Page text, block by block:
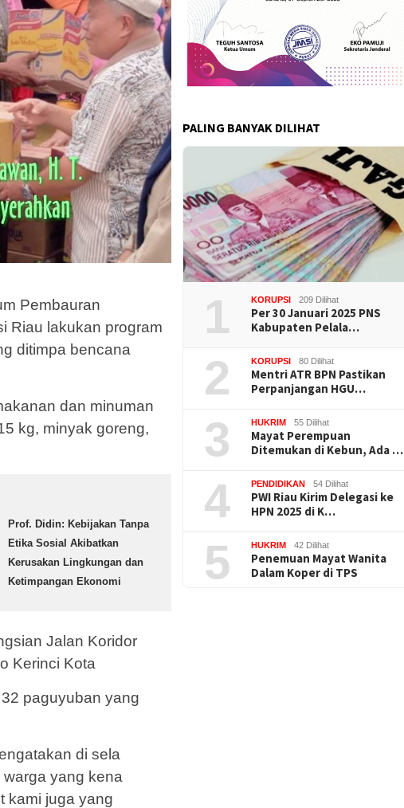
Pembauran
Riau lakukan program
ditimpa bencana
dan minuman
kg, minyak goreng,
Prof. Didin: Kebijakan Tanpa
Etika Sosial Akibatkan
Kerusakan Lingkungan dan
Ketimpangan Ekonomi
Jalan Koridor
Kerinci Kota
paguyuban yang
di sela
warga yang kena
kami juga yang
PALING BANYAK DILIHAT
1 KORUPSI 209 Dilihat
Per 30 Januari 2025 PNS
Kabupaten Pelala…
2 KORUPSI 80 Dilihat
Mentri ATR BPN Pastikan
Perpanjangan HGU…
3 HUKRIM 55 Dilihat
Mayat Perempuan
Ditemukan di Kebun, Ada …
4 PENDIDIKAN 54 Dilihat
PWI Riau Kirim Delegasi ke
HPN 2025 di K…
5 HUKRIM 42 Dilihat
Penemuan Mayat Wanita
Dalam Koper di TPS